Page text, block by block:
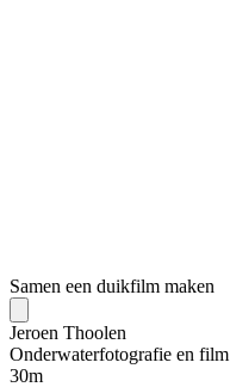
Samen een duikfilm maken
Jeroen Thoolen
Onderwaterfotografie en film
30m